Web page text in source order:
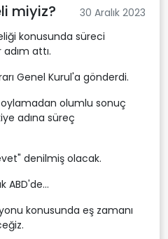
miyiz?
30 Aralık 2023
konusunda süreci
attı.
Genel Kurul'a gönderdi.
oylamadan olumlu sonuç
adına süreç
denilmiş olacak.
ABD'de...
konusunda eş zamanı